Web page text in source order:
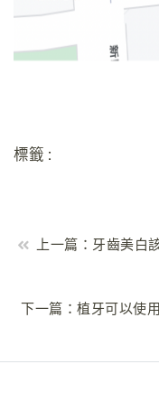
標籤 :
上一篇：牙齒美白
下一篇：植牙可以使